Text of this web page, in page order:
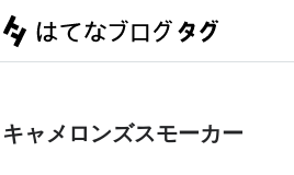
キャメロンズスモーカー